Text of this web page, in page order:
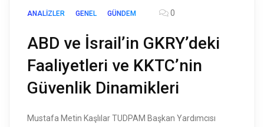
ANALIZLER GENEL GÜNDEM 0
ABD ve İsrail’in GKRY’deki
Faaliyetleri ve KKTC’nin
Güvenlik Dinamikleri
Mustafa Metin Kaşlılar TUDPAM Başkan Yardımcısı